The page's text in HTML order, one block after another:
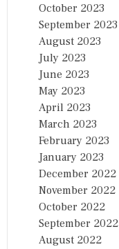
October 2023
September 2023
August 2023
July 2023
June 2023
May 2023
April 2023
March 2023
February 2023
January 2023
December 2022
November 2022
October 2022
September 2022
August 2022